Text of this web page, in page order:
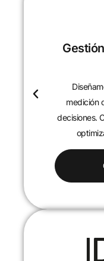
medición
decisiones.